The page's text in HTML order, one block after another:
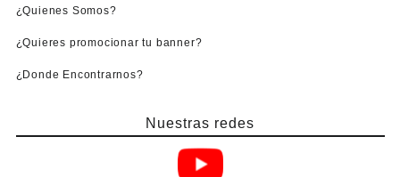
¿Quienes Somos?
¿Quieres promocionar tu banner?
¿Donde Encontrarnos?
Nuestras redes